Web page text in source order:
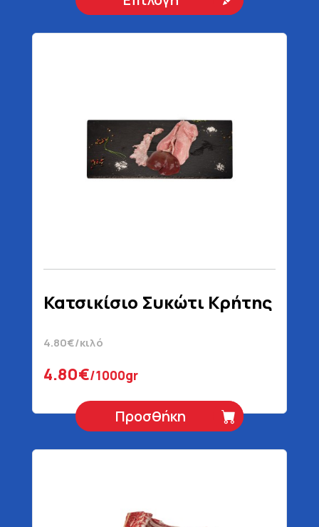
Κατσικίσιο Συκώτι Κρήτης
4.80€/κιλό
4.80€/1000gr
Προσθήκη